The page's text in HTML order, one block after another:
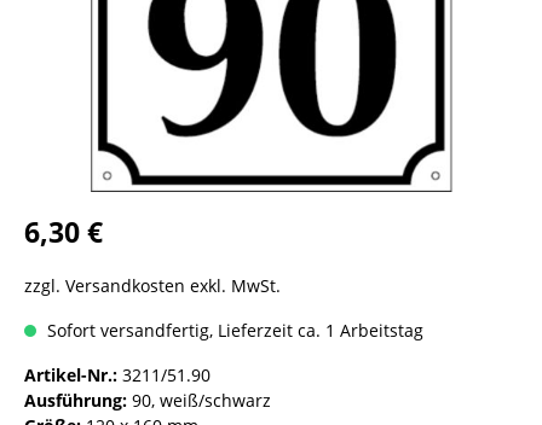
6,30 €
zzgl. Versandkosten exkl. MwSt.
Sofort versandfertig, Lieferzeit ca. 1 Arbeitstag
Artikel-Nr.: 3211/51.90
Ausführung: 90, weiß/schwarz